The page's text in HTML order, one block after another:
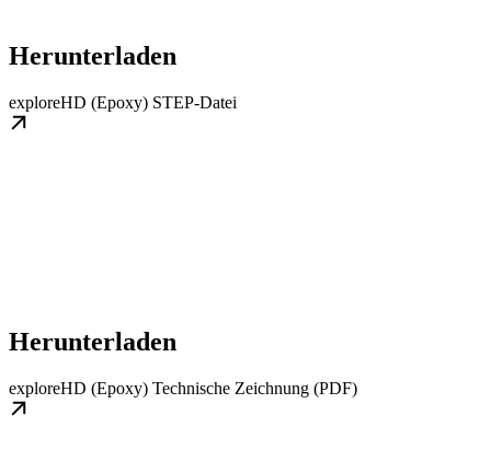
Herunterladen
exploreHD (Epoxy) STEP-Datei
Herunterladen
exploreHD (Epoxy) Technische Zeichnung (PDF)